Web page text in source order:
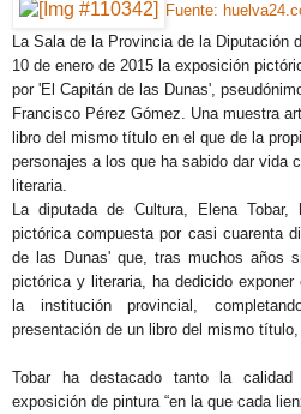
Fuente:
La Sala de la Provincia de la Diputación
10 de enero de 2015 la exposición
por 'El Capitán de las Dunas',
Francisco Pérez Gómez. Una muestra
libro del mismo título en el que de la
personajes a los que ha sabido dar vida
literaria.
La diputada de Cultura, Elena
pictórica compuesta por casi cuarenta
de las Dunas' que, tras muchos años
pictórica y literaria, ha dedicido
la institución provincial,
presentación de un libro del mismo título,
Tobar ha destacado tanto la
exposición de pintura “en la que cada